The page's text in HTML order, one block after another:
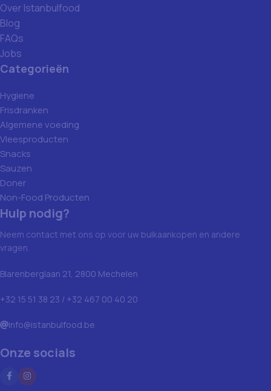
Over Istanbulfood
Blog
FAQs
Jobs
Categorieën
Hygiene
Frisdranken
Algemene voeding
Vleesproducten
Snacks
Sauzen
Doner
Non-Food Producten
Hulp nodig?
Neem contact met ons op voor uw bulkaankopen en andere
vragen.
Blarenberglaan 21, 2800 Mechelen
+32 15 51 38 23 / +32 467 00 40 20
info@istanbulfood.be
Onze socials